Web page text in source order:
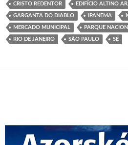
CRISTO REDENTOR EDIFÍCIO ALTINO
GARGANTA DO DIABLO IPANEMA
MERCADO MUNICIPAL PARQUE
RIO DE JANEIRO SÃO PAULO SÉ